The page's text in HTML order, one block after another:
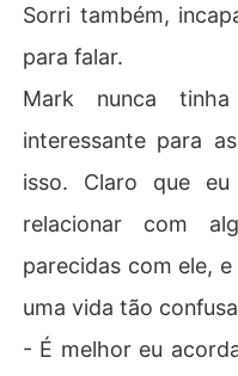
Sorri também,
para falar.
Mark nunca
interessante para
isso. Claro que
relacionar com
parecidas com ele,
uma vida tão
- É melhor eu